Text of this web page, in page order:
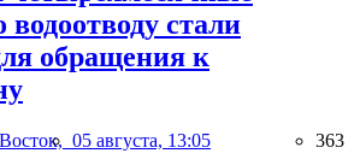
стали
обращения к
05 августа, 13:05 363